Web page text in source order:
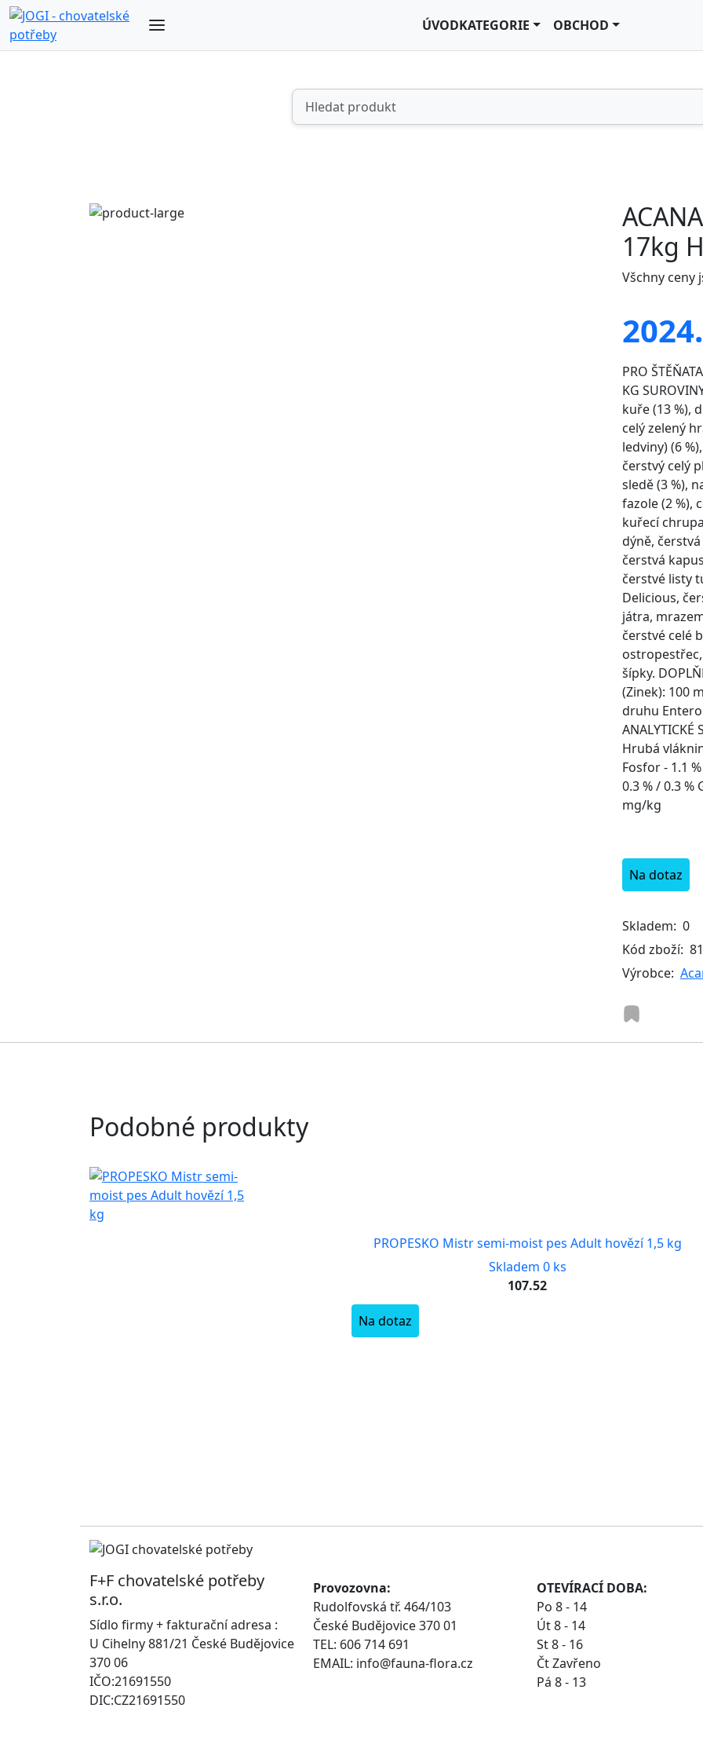
ÚVODKATEGORIE OBCHOD
17kg
Všchny ceny
PRO
KG
kuře (13 %),
celý zelený
ledviny) (6
čerstvý celý
sledě (3 %),
fazole (2 %),
kuřecí
dýně,
čerstvá
čerstvé listy
Delicious,
játra,
čerstvé celé
šípky.
(Zinek): 100
druhu
Hrubá
Fosfor - 1.1
0.3 % / 0.3
mg/kg
Na dotaz
Skladem: 0
Kód zboží:
Výrobce:
Podobné produkty
PROPESKO Mistr semi-moist pes Adult hovězí 1,5 kg
Skladem 0 ks
107.52
Na dotaz
F+F chovatelské potřeby
s.r.o.
Sídlo firmy + fakturační adresa :
U Cihelny 881/21 České Budějovice
370 06
IČO:21691550
DIC:CZ21691550
Provozovna:
Rudolfovská tř. 464/103
České Budějovice 370 01
TEL: 606 714 691
EMAIL: info@fauna-flora.cz
OTEVÍRACÍ DOBA:
Po 8 - 14
Út 8 - 14
St 8 - 16
Čt Zavřeno
Pá 8 - 13